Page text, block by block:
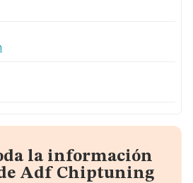
la información
Adf Chiptuning